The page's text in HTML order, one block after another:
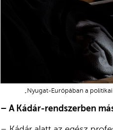
„Nyugat-Európában a
– A Kádár-rendszerben